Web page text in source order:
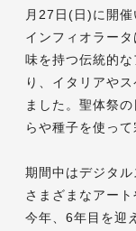
月27日(日)に開催
インフィオラー
味を持つ伝統的
り、イタリアや
ました。聖体祭
らや種子を使って
期間中はデジタル
さまざまなアート
今年、6年目を迎